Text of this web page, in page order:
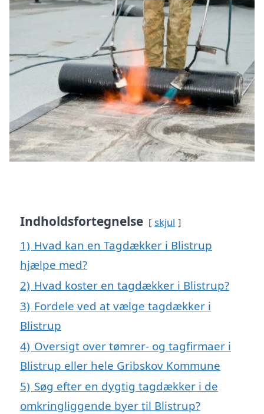
Indholdsfortegnelse skjul
1) Hvad kan en Tagdækker i Blistrup
hjælpe med?
2) Hvad koster en tagdækker i Blistrup?
3) Fordele ved at vælge tagdækker i
Blistrup
4) Oversigt over tømrer- og tagfirmaer i
Blistrup eller hele Gribskov Kommune
5) Søg efter en dygtig tagdækker i de
omkringliggende byer til Blistrup?